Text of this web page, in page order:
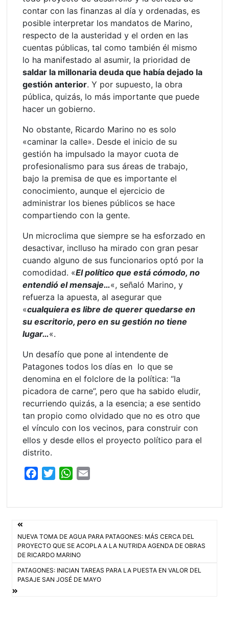
contar con las finanzas al día y ordenadas, es
posible interpretar los mandatos de Marino,
respecto de la austeridad y el orden en las
cuentas públicas, tal como también él mismo
lo ha manifestado al asumir, la prioridad de
saldar la millonaria deuda que había dejado la
gestión anterior. Y por supuesto, la obra
pública, quizás, lo más importante que puede
hacer un gobierno.
No obstante, Ricardo Marino no es solo
«caminar la calle». Desde el inicio de su
gestión ha impulsado la mayor cuota de
profesionalismo para sus áreas de trabajo,
bajo la premisa de que es importante el
conocimiento, aunque el ejercicio de
administrar los bienes públicos se hace
compartiendo con la gente.
Un microclima que siempre se ha esforzado en
desactivar, inclluso ha mirado con gran pesar
cuando alguno de sus funcionarios optó por la
comodidad. «El político que está cómodo, no
entendió el mensaje…«, señaló Marino, y
refuerza la apuesta, al asegurar que
«cualquiera es libre de querer quedarse en
su escritorio, pero en su gestión no tiene
lugar…«.
Un desafío que pone al intendente de
Patagones todos los días en lo que se
denomina en el folclore de la política: “la
picadora de carne”, pero que ha sabido eludir,
recurriendo quizás, a la esencia; a ese sentido
tan propio como olvidado que no es otro que
el vínculo con los vecinos, para construir con
ellos y desde ellos el proyecto político para el
distrito.
o
o
k
e
r
W
A
p
p
Navegación
de
entradas
NUEVA TOMA DE AGUA PARA PATAGONES: MÁS CERCA DEL
PROYECTO QUE SE ACOPLA A LA NUTRIDA AGENDA DE OBRAS
DE RICARDO MARINO
PATAGONES: INICIAN TAREAS PARA LA PUESTA EN VALOR DEL
PASAJE SAN JOSÉ DE MAYO